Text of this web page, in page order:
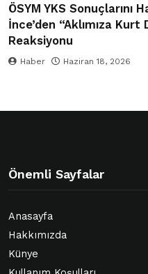
ÖSYM YKS Sonuçlarını
İnce’den “Aklımıza Kurt
Reaksiyonu
Haber Haziran 18, 2026
Önemli Sayfalar
Anasayfa
Hakkımızda
Künye